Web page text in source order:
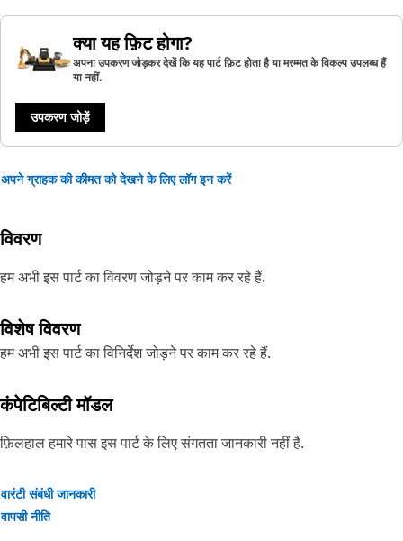
क्या यह फ़िट होगा?
अपना उपकरण जोड़कर देखें कि यह पार्ट फ़िट होता है या मरम्मत के विकल्प उपलब्ध हैं
या नहीं.
उपकरण जोड़ें
अपने ग्राहक की कीमत को देखने के लिए लॉग इन करें
विवरण
हम अभी इस पार्ट का विवरण जोड़ने पर काम कर रहे हैं.
विशेष विवरण
हम अभी इस पार्ट का विनिर्देश जोड़ने पर काम कर रहे हैं.
कंपेटिबिल्टी मॉडल
फ़िलहाल हमारे पास इस पार्ट के लिए संगतता जानकारी नहीं है.
वारंटी संबंधी जानकारी
वापसी नीति